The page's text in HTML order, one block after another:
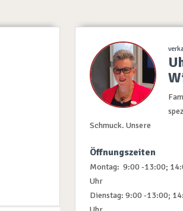
Schmuck. Unsere
Öffnungszeiten
Montag: 9:00 -13:00;
Uhr
Dienstag: 9:00 -13:00;